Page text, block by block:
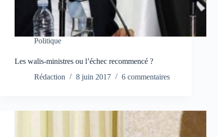
Politique
Les walis-ministres ou l’échec recommencé ?
Rédaction
8 juin 2017 6 commentaires